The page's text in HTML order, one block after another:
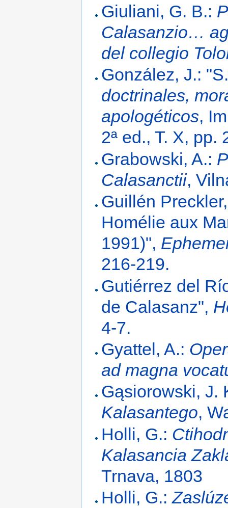
Giuliani, G. B.:
Calasanzio…
del collegio
González, J.:
doctrinales,
apologéticos,
2ª ed., T. X, pp.
Grabowski, A.:
Calasanctii,
Guillén
Homélie aux
1991)",
216-219.
Gutiérrez del
de Calasanz",
4-7.
Gyattel, A.:
ad magna
Gąsiorowski, J.
Kalasantego,
Holli, G.:
Kalasancia
Trnava, 1803
Holli, G.: